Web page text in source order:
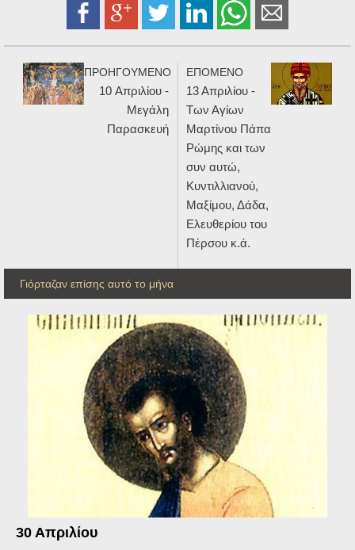
ΠΡΟΗΓΟΥΜΕΝΟ
10 Aπριλίου -
Μεγάλη
Παρασκευή
ΕΠΟΜΕΝΟ
13 Απριλίου -
Των Αγίων
Μαρτίνου Πάπα
Ρώμης και των
συν αυτώ,
Κυντιλλιανού,
Μαξίμου, Δάδα,
Ελευθερίου του
Πέρσου κ.ά.
Γιόρταζαν επίσης αυτό το μήνα
30 Απριλίου